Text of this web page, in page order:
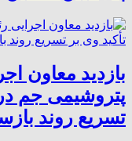
بازدید معاون
پتروشیمی جم
تسریع روند